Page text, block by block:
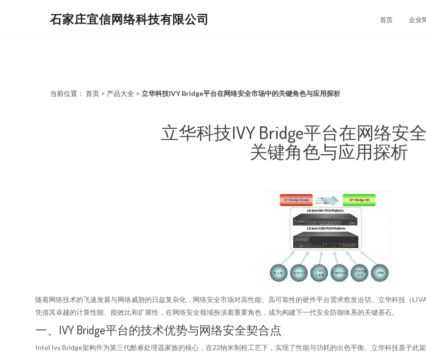
石家庄宜信网络科技有限公司 首页 企业
当前位置： 首页 > 产品大全 > 立华科技IVY Bridge平台在网络安全市场中的关键角色与应用探析
立华科技IVY Bridge平台在网络安
关键角色与应用探析
随着网络技术的飞速发展与网络威胁的日益复杂化，网络安全市场对高性能、高可靠性的硬件平台需求愈发迫切。立华科技（
凭借其卓越的计算性能、能效比和扩展性，在网络安全领域扮演着重要角色，成为构建下一代安全防御体系的关键基石。
一、IVY Bridge平台的技术优势与网络安全契合点
Intel Ivy Bridge架构作为第三代酷睿处理器家族的核心，在22纳米制程工艺下，实现了性能与功耗的出色平衡。立华科技基于此